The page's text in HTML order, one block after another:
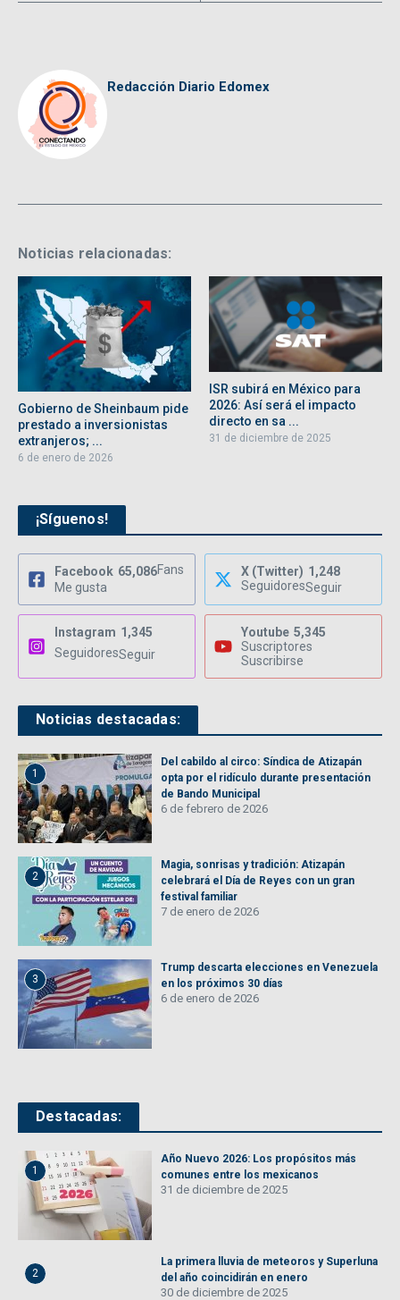
Redacción Diario Edomex
Noticias relacionadas:
Gobierno de Sheinbaum pide
prestado a inversionistas
extranjeros; ...
6 de enero de 2026
ISR subirá en México para
2026: Así será el impacto
directo en sa ...
31 de diciembre de 2025
¡Síguenos!
Facebook 65,086Fans
Me gusta
X (Twitter) 1,248
SeguidoresSeguir
Instagram 1,345
SeguidoresSeguir
Youtube 5,345
Suscriptores
Suscribirse
Noticias destacadas:
1
Del cabildo al circo: Síndica de Atizapán
opta por el ridículo durante presentación
de Bando Municipal
6 de febrero de 2026
2
Magia, sonrisas y tradición: Atizapán
celebrará el Día de Reyes con un gran
festival familiar
7 de enero de 2026
3
Trump descarta elecciones en Venezuela
en los próximos 30 días
6 de enero de 2026
Destacadas:
1
Año Nuevo 2026: Los propósitos más
comunes entre los mexicanos
31 de diciembre de 2025
2
La primera lluvia de meteoros y Superluna
del año coincidirán en enero
30 de diciembre de 2025